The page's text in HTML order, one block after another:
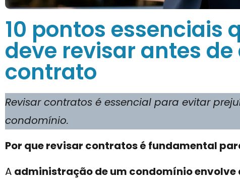
10 pontos essenciais
deve revisar antes
contrato
Revisar contratos é essencial para evitar
condomínio.
Por que revisar contratos é fundamental
A administração de um condomínio